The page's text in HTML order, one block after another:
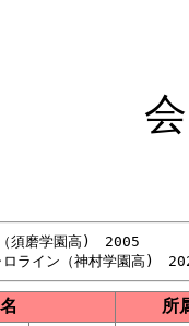
須磨学園高)　2005
所